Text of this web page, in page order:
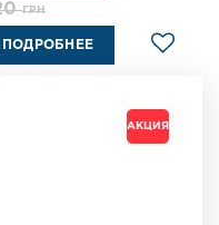
ГРН
ПОДРОБНЕЕ
АКЦИЯ
АКЦИЯ
АКЦИЯ
АКЦИЯ